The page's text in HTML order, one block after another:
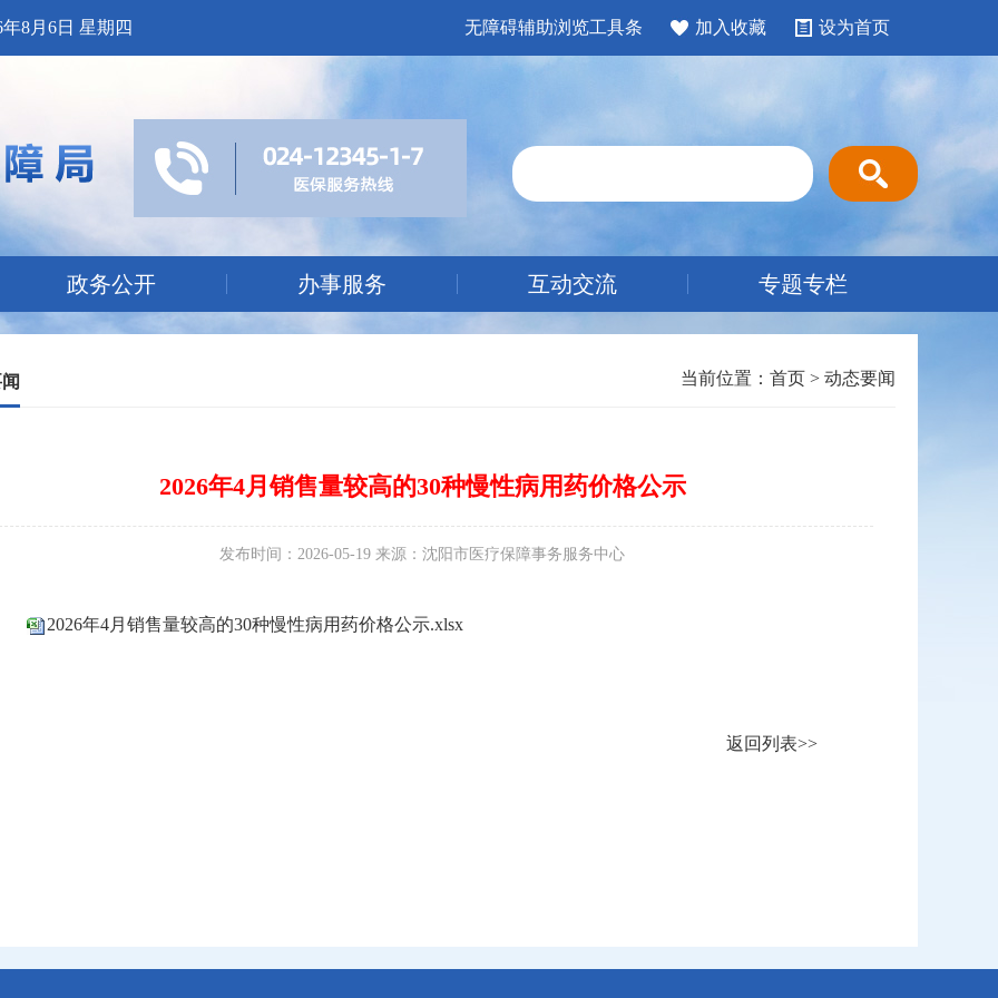
年8月6日 星期四 无障碍辅助浏览工具条 加入收藏 设为首页
政务公开 办事服务 互动交流 专题专栏
当前位置： 首页 > 动态要闻
2026年4月销售量较高的30种慢性病用药价格公示
发布时间：2026-05-19 来源：沈阳市医疗保障事务服务中心
2026年4月销售量较高的30种慢性病用药价格公示.xlsx
返回列表>>